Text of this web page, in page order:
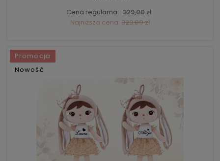
Cena regularna: 329,00 zł
Najniższa cena: 329,00 zł
Promocja
Nowość